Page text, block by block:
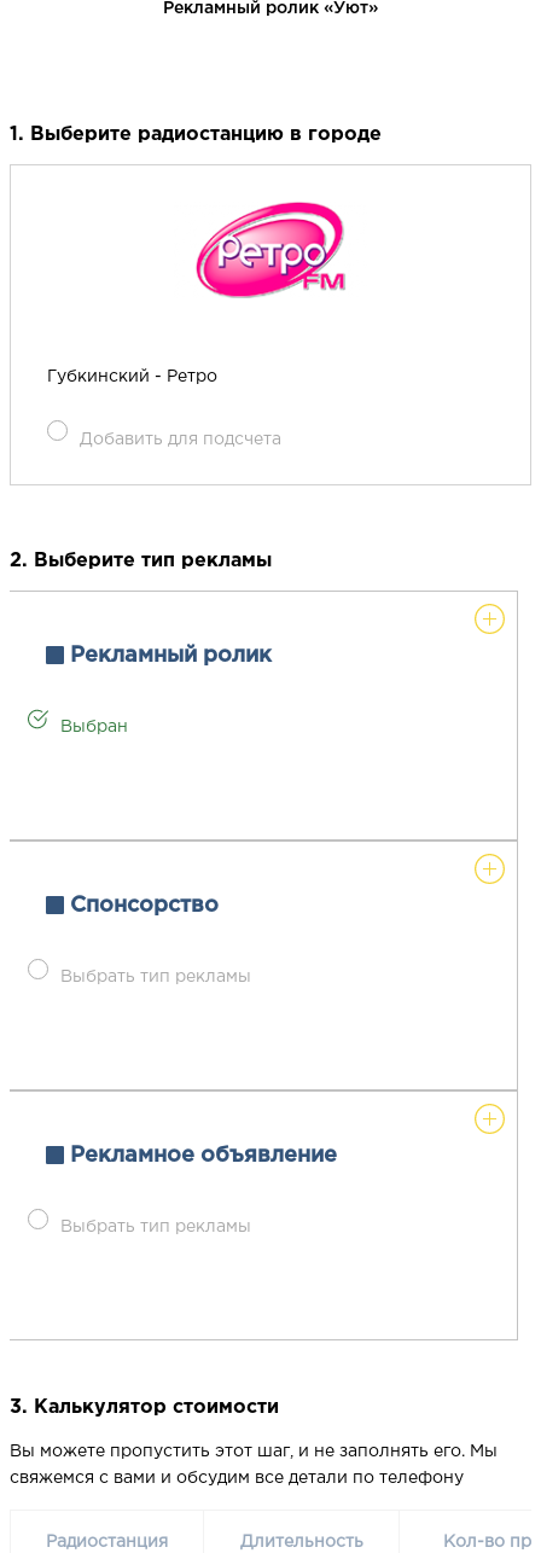
Рекламный ролик «Уют»
1. Выберите радиостанцию в городе
Губкинский - Ретро
Добавить для подсчета
2. Выберите тип рекламы
Рекламный ролик
Выбран
Спонсорство
Выбрать тип рекламы
Рекламное объявление
Выбрать тип рекламы
3. Калькулятор стоимости
Вы можете пропустить этот шаг, и не заполнять его. Мы
свяжемся с вами и обсудим все детали по телефону
Радиостанция Длительность Кол-во